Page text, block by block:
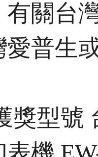
關台
普生
獎型號